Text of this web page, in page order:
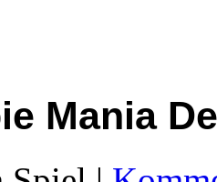
Mania